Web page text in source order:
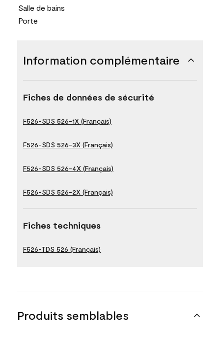
Salle de bains
Porte
Information complémentaire
Fiches de données de sécurité
F526-SDS 526-1X (Français)
F526-SDS 526-3X (Français)
F526-SDS 526-4X (Français)
F526-SDS 526-2X (Français)
Fiches techniques
F526-TDS 526 (Français)
Produits semblables